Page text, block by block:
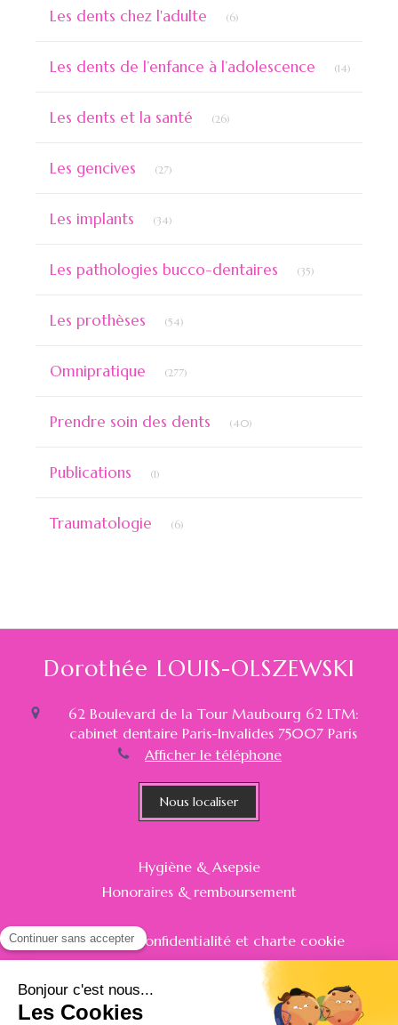
Les dents chez l'adulte (6)
Les dents de l’enfance à l’adolescence (14)
Les dents et la santé (26)
Les gencives (27)
Les implants (34)
Les pathologies bucco-dentaires (35)
Les prothèses (54)
Omnipratique (277)
Prendre soin des dents (40)
Publications (1)
Traumatologie (6)
Dorothée LOUIS-OLSZEWSKI
62 Boulevard de la Tour Maubourg 62 LTM:
cabinet dentaire Paris-Invalides 75007 Paris
Afficher le téléphone
Nous localiser
Hygiène & Asepsie
Honoraires & remboursement
Politique de confidentialité et charte cookie
Mentions légales
Conditions Générales Utilisation
Charte déontologique